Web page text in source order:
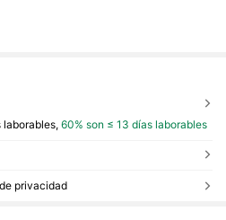
laborables,60% son ≤ 13 días laborables
privacidad